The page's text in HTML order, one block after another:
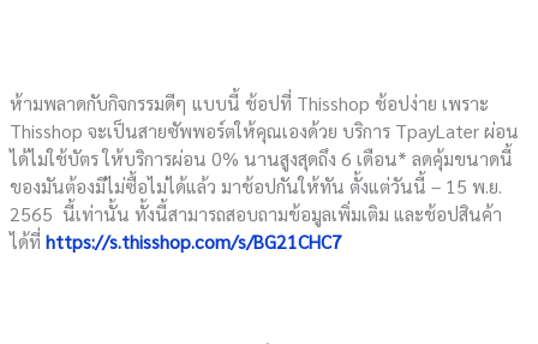
ห้ามพลาดกับกิจกรรมดีๆ แบบนี้ ช้อปที่ Thisshop ช้อปง่าย เพราะ
Thisshop จะเป็นสายซัพพอร์ตให้คุณเองด้วย บริการ TpayLater ผ่อน
ได้ไม่ใช้บัตร ให้บริการผ่อน 0% นานสูงสุดถึง 6 เดือน* ลดคุ้มขนาดนี้
ของมันต้องมีไม่ซื้อไม่ได้แล้ว มาช้อปกันให้ทัน ตั้งแต่วันนี้ – 15 พ.ย.
2565 นี้เท่านั้น ทั้งนี้สามารถสอบถามข้อมูลเพิ่มเติม และช้อปสินค้า
ได้ที่ https://s.thisshop.com/s/BG21CHC7